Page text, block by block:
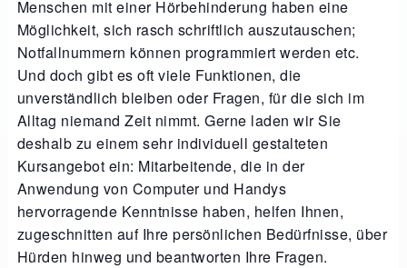
Menschen mit einer Hörbehinderung haben eine
Möglichkeit, sich rasch schriftlich auszutauschen;
Notfallnummern können programmiert werden etc.
Und doch gibt es oft viele Funktionen, die
unverständlich bleiben oder Fragen, für die sich im
Alltag niemand Zeit nimmt. Gerne laden wir Sie
deshalb zu einem sehr individuell gestalteten
Kursangebot ein: Mitarbeitende, die in der
Anwendung von Computer und Handys
hervorragende Kenntnisse haben, helfen Ihnen,
zugeschnitten auf Ihre persönlichen Bedürfnisse, über
Hürden hinweg und beantworten Ihre Fragen.